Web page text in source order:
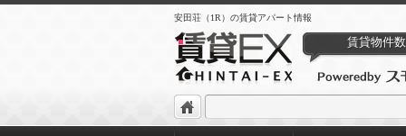
安田荘（1R）の賃貸アパート情報
賃貸物件数